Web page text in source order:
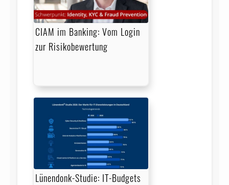
CIAM im Banking: Vom Login
zur Risikobewertung
Lünendonk-Studie: IT-Budgets